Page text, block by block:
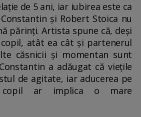
de 5 ani, iar iubirea este ca
și Robert Stoica nu
părinți. Artista spune că, deși
atât ea cât și partenerul
căsnicii și momentan sunt
a adăugat că viețile
de agitate, iar aducerea pe
ar implica o mare